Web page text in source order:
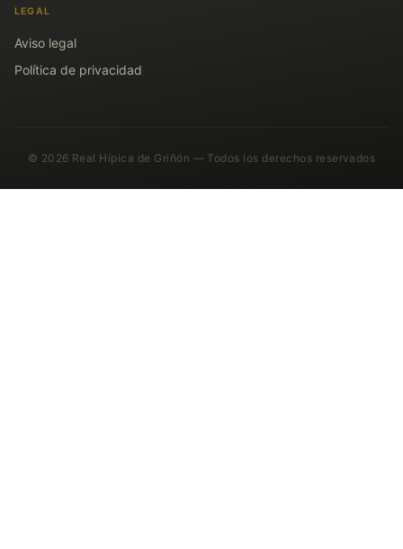
LEGAL
Aviso legal
Política de privacidad
© 2026 Real Hípica de Griñón — Todos los derechos reservados